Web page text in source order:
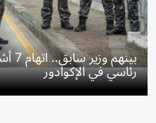
رئاسي في الإكوادور